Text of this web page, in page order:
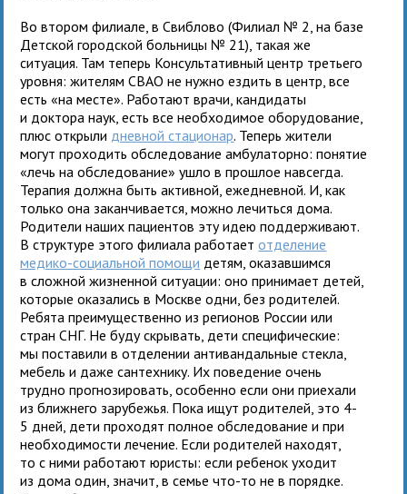
Во втором филиале, в Свиблово (Филиал № 2, на базе
Детской городской больницы № 21), такая же
ситуация. Там теперь Консультативный центр третьего
уровня: жителям СВАО не нужно ездить в центр, все
есть «на месте». Работают врачи, кандидаты
и доктора наук, есть все необходимое оборудование,
плюс открыли дневной стационар. Теперь жители
могут проходить обследование амбулаторно: понятие
«лечь на обследование» ушло в прошлое навсегда.
Терапия должна быть активной, ежедневной. И, как
только она заканчивается, можно лечиться дома.
Родители наших пациентов эту идею поддерживают.
В структуре этого филиала работаетотделение
медико-социальной помощи детям, оказавшимся
в сложной жизненной ситуации: оно принимает детей,
которые оказались в Москве одни, без родителей.
Ребята преимущественно из регионов России или
стран СНГ. Не буду скрывать, дети специфические:
мы поставили в отделении антивандальные стекла,
мебель и даже сантехнику. Их поведение очень
трудно прогнозировать, особенно если они приехали
из ближнего зарубежья. Пока ищут родителей, это 4-
5 дней, дети проходят полное обследование и при
необходимости лечение. Если родителей находят,
то с ними работают юристы: если ребенок уходит
из дома один, значит, в семье что-то не в порядке.